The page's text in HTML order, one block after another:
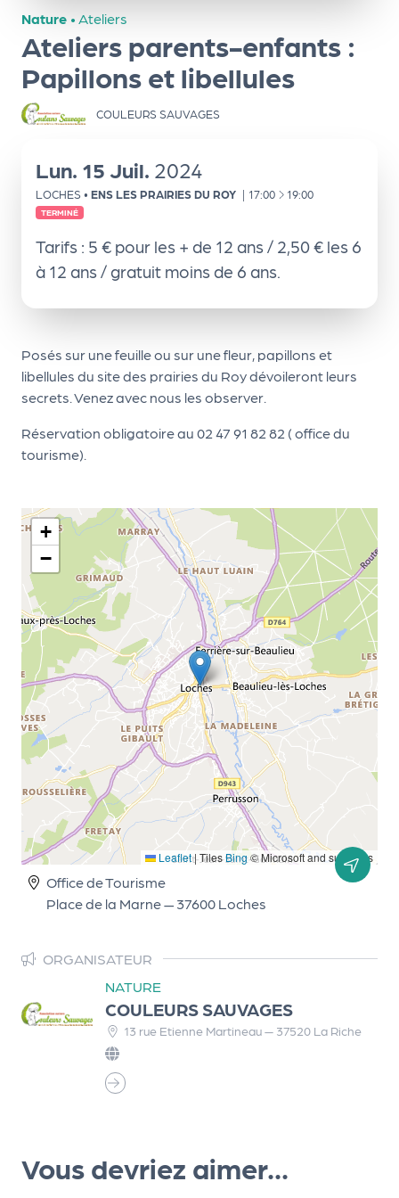
Nature • Ateliers
Ateliers parents-enfants :
Papillons et libellules
COULEURS SAUVAGES
Lun. 15 Juil. 2024
LOCHES • ENS LES PRAIRIES DU ROY | 17:00 À
19:00
TERMINÉ
Tarifs : 5 € pour les + de 12 ans / 2,50 € les 6
à 12 ans / gratuit moins de 6 ans.
Posés sur une feuille ou sur une fleur, papillons et
libellules du site des prairies du Roy dévoileront leurs
secrets. Venez avec nous les observer.
Réservation obligatoire au 02 47 91 82 82 ( office du
tourisme).
+
−
Leaflet|TilesBing© Microsoft and suppliers
Office de Tourisme
Place de la Marne — 37600 Loches
ORGANISATEUR
NATURE
COULEURS SAUVAGES
13 rue Etienne Martineau — 37520 La Riche
Vous devriez aimer...
ns
PR
O
G!
O
G!
Le
Ma
g
Sui
vr
e
le
PR
O
N
os
se
rvi
ce
s
L
e
k
it
d
e
l'
g
a
n
e